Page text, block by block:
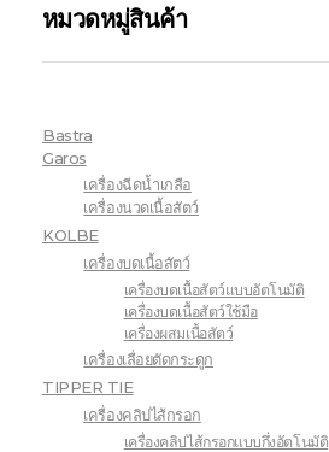
หมวดหมู่สินค้า
Bastra
Garos
เครื่องฉีดน้ำเกลือ
เครื่องนวดเนื้อสัตว์
KOLBE
เครื่องบดเนื้อสัตว์
เครื่องบดเนื้อสัตว์แบบอัตโนมัติ
เครื่องบดเนื้อสัตว์ใช้มือ
เครื่องผสมเนื้อสัตว์
เครื่องเลื่อยตัดกระดูก
TIPPER TIE
เครื่องคลิปไส้กรอก
เครื่องคลิปไส้กรอกแบบกึ่งอัตโนมัติ